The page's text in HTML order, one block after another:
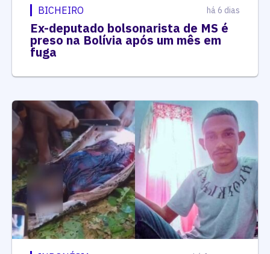
BICHEIRO há 6 dias
Ex-deputado bolsonarista de MS é
preso na Bolívia após um mês em
fuga